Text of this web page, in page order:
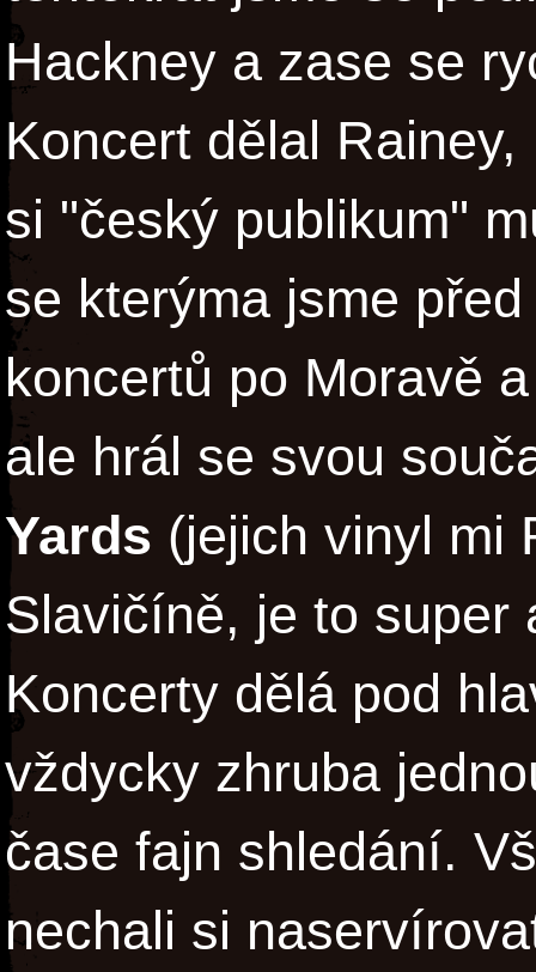
Hackney a zase se
Koncert dělal
si "český publikum"
se kterýma jsme
koncertů po Moravě
ale hrál se svou
Yards (jejich vinyl mi
Slavičíně, je to super
Koncerty dělá pod
vždycky zhruba
čase fajn shledání.
nechali si